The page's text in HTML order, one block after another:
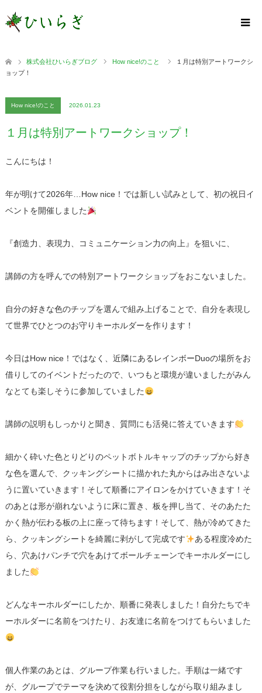
株式会社ひいらぎブログ How nice!のこと
１月は特別アートワークシ
ョップ！
How nice!のこと 2026.01.23
１月は特別アートワークショップ！
こんにちは！
年が明けて2026年…How nice！では新しい試みとして、初の祝日イ
ベントを開催しました
『創造力、表現力、コミュニケーション力の向上』を狙いに、
講師の方を呼んでの特別アートワークショップをおこないました。
自分の好きな色のチップを選んで組み上げることで、自分を表現し
て世界でひとつのお守りキーホルダーを作ります！
今日はHow nice！ではなく、近隣にあるレインボーDuoの場所をお
借りしてのイベントだったので、いつもと環境が違いましたがみん
なとても楽しそうに参加していました
講師の説明もしっかりと聞き、質問にも活発に答えていきます
細かく砕いた色とりどりのペットボトルキャップのチップから好き
な色を選んで、クッキングシートに描かれた丸からはみ出さないよ
うに置いていきます！そして順番にアイロンをかけていきます！そ
のあとは形が崩れないように床に置き、板を押し当て、そのあたた
かく熱が伝わる板の上に座って待ちます！そして、熱が冷めてきた
ら、クッキングシートを綺麗に剥がして完成です
ある程度冷めた
ら、穴あけパンチで穴をあけてボールチェーンでキーホルダーにし
ました
どんなキーホルダーにしたか、順番に発表しました！自分たちでキ
ーホルダーに名前をつけたり、お友達に名前をつけてもらいました
個人作業のあとは、グループ作業も行いました。手順は一緒です
が、グループでテーマを決めて役割分担をしながら取り組みまし